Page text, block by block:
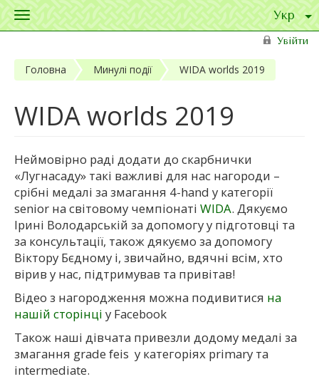
Toggle
Увійти
Головна Минулі події WIDA worlds 2019
WIDA worlds 2019
Неймовірно раді додати до скарбнички
«Лугнасаду» такі важливі для нас нагороди –
срібні медалі за змагання 4-hand у категорії
senior на світовому чемпіонаті WIDA. Дякуємо
Ірині Володарській за допомогу у підготовці та
за консультації, також дякуємо за допомогу
Віктору Бєдному і, звичайно, вдячні всім, хто
вірив у нас, підтримував та привітав!
Відео з нагородження можна подивитися на
нашій сторінці у Facebook
Також наші дівчата привезли додому медалі за
змагання grade feis у категоріях primary та
intermediate.